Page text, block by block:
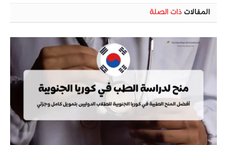
المقالاتذات الصلة